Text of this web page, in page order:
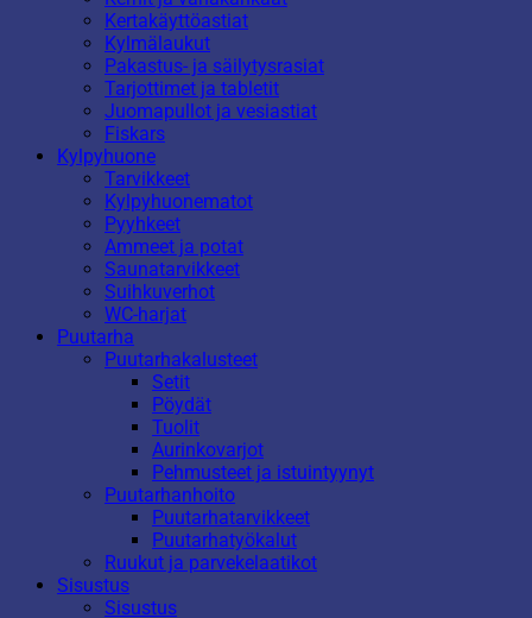
Kertakäyttöastiat
Kylmälaukut
Pakastus- ja säilytysrasiat
Tarjottimet ja tabletit
Juomapullot ja vesiastiat
Fiskars
Kylpyhuone
Tarvikkeet
Kylpyhuonematot
Pyyhkeet
Ammeet ja potat
Saunatarvikkeet
Suihkuverhot
WC-harjat
Puutarha
Puutarhakalusteet
Setit
Pöydät
Tuolit
Aurinkovarjot
Pehmusteet ja istuintyynyt
Puutarhanhoito
Puutarhatarvikkeet
Puutarhatyökalut
Ruukut ja parvekelaatikot
Sisustus
Sisustus